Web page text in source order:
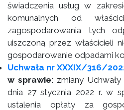
świadczenia usług w
komunalnych od
zagospodarowania tych
uiszczoną przez właścicieli
gospodarowanie odpadami
Uchwała nr XXXIX/316/
w sprawie: zmiany
dnia 27 stycznia 2022 r. w
ustalenia opłaty za